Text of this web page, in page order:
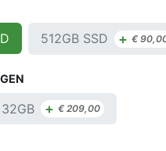
512GB SSD + €
32GB + €209,00